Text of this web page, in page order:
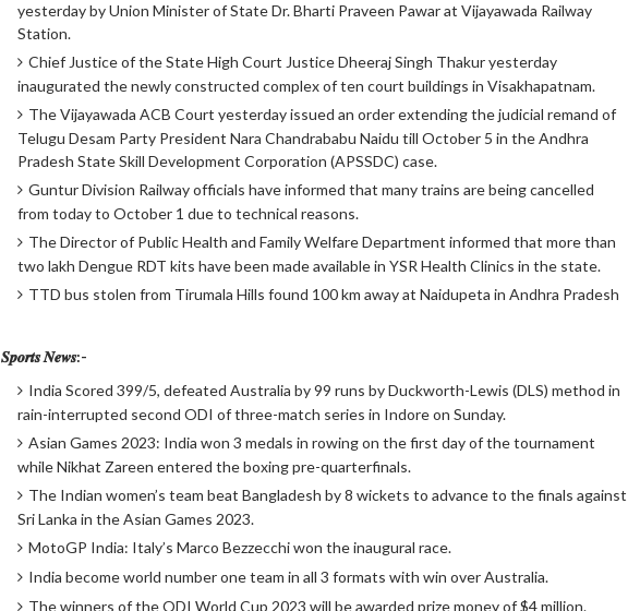
yesterday by Union Minister of State Dr. Bharti Praveen Pawar at Vijayawada Railway
Station.
Chief Justice of the State High Court Justice Dheeraj Singh Thakur yesterday
inaugurated the newly constructed complex of ten court buildings in Visakhapatnam.
The Vijayawada ACB Court yesterday issued an order extending the judicial remand of
Telugu Desam Party President Nara Chandrababu Naidu till October 5 in the Andhra
Pradesh State Skill Development Corporation (APSSDC) case.
Guntur Division Railway officials have informed that many trains are being cancelled
from today to October 1 due to technical reasons.
The Director of Public Health and Family Welfare Department informed that more than
two lakh Dengue RDT kits have been made available in YSR Health Clinics in the state.
TTD bus stolen from Tirumala Hills found 100 km away at Naidupeta in Andhra Pradesh
𝑺𝒑𝒐𝒓𝒕𝒔 𝑵𝒆𝒘𝒔:-
India Scored 399/5, defeated Australia by 99 runs by Duckworth-Lewis (DLS) method in
rain-interrupted second ODI of three-match series in Indore on Sunday.
Asian Games 2023: India won 3 medals in rowing on the first day of the tournament
while Nikhat Zareen entered the boxing pre-quarterfinals.
The Indian women’s team beat Bangladesh by 8 wickets to advance to the finals against
Sri Lanka in the Asian Games 2023.
MotoGP India: Italy’s Marco Bezzecchi won the inaugural race.
India become world number one team in all 3 formats with win over Australia.
The winners of the ODI World Cup 2023 will be awarded prize money of $4 million.